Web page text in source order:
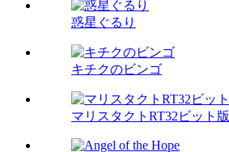
惑星ぐるり
キチクのビンゴ
マリスタクトRT32ビット版